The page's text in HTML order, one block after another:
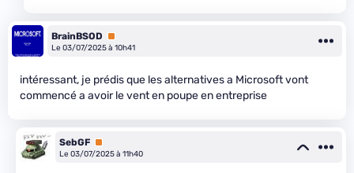
BrainBSOD
Premium
Le 03/07/2025 à 10h41
intéressant, je prédis que les alternatives a Microsoft vont
commencé a avoir le vent en poupe en entreprise
SebGF Premium
Le 03/07/2025 à 11h40